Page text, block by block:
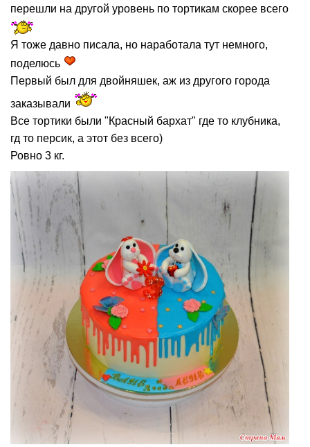
перешли на другой уровень по тортикам скорее всего
Я тоже давно писала, но наработала тут немного,
поделюсь
Первый был для двойняшек, аж из другого города
заказывали
Все тортики были "Красный бархат" где то клубника,
гд то персик, а этот без всего)
Ровно 3 кг.